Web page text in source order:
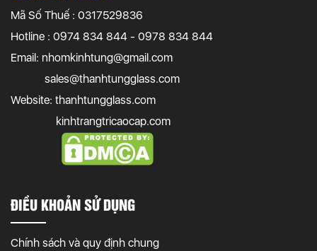
Mã Số Thuế : 0317529836
Hotline : 0974 834 844 - 0978 834 844
Email: nhomkinhtung@gmail.com
sales@thanhtungglass.com
Website: thanhtungglass.com
kinhtrangtricaocap.com
ĐIỀU KHOẢN SỬ DỤNG
Chính sách và quy định chung